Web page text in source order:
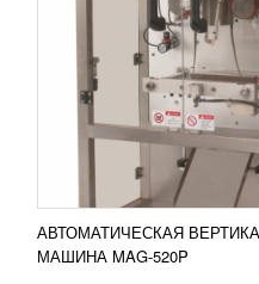
АВТОМАТИЧЕСКАЯ
МАШИНА MAG-520P
УЗНАТЬ ЦЕНУ
Вертикальная
применяется для
упаковки сыпучих,
гранулированных...
ПОДРОБНЕЕ